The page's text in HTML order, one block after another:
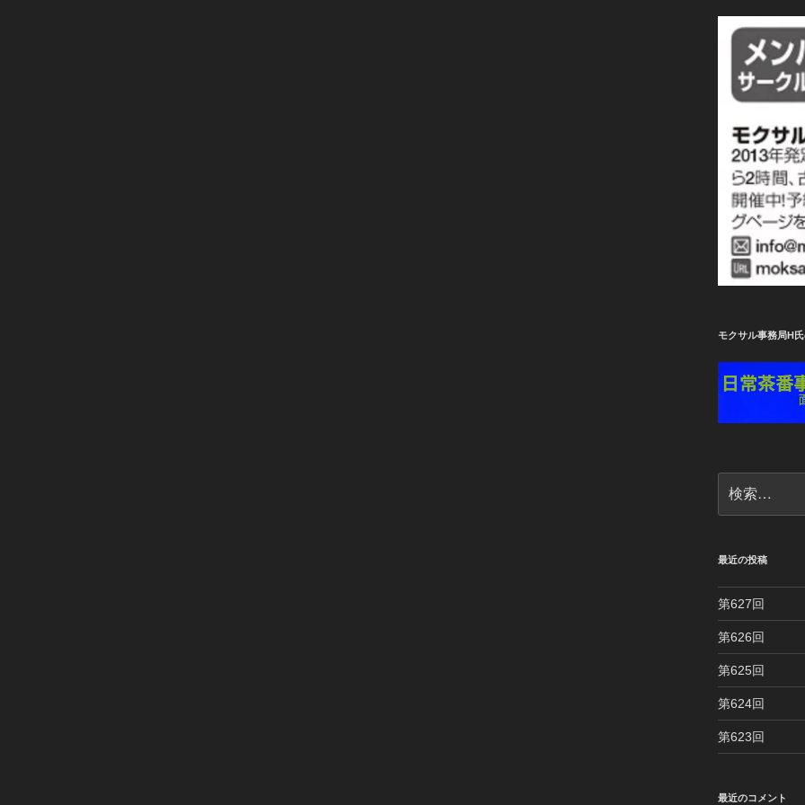
モクサル事務局H
索:
最近の投稿
第627回
第626回
第625回
第624回
第623回
最近のコメント